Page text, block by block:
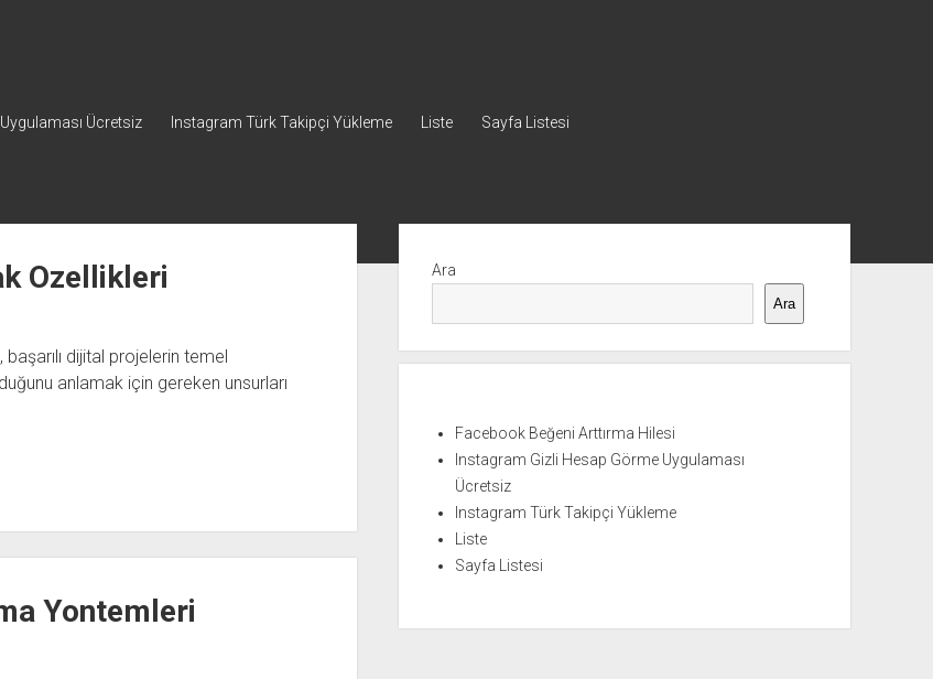
Ücretsiz Instagram Türk Takipçi Yükleme Liste Sayfa Listesi
Ozellikleri
dijital projelerin temel
anlamak için gereken unsurları
Yontemleri
Menü
Ara
Ara
Facebook Beğeni Arttırma Hilesi
Instagram Gizli Hesap Görme Uygulaması
Ücretsiz
Instagram Türk Takipçi Yükleme
Liste
Sayfa Listesi